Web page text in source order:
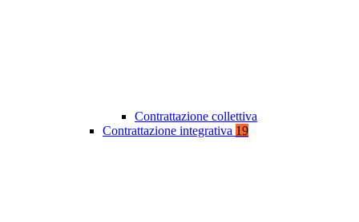
Contrattazione collettiva
Contrattazione integrativa 19